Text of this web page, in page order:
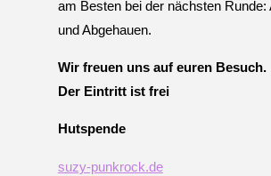
am Besten bei der nächsten Runde:
und Abgehauen.
Wir freuen uns auf euren Besuch.
Der Eintritt ist frei
Hutspende
suzy-punkrock.de